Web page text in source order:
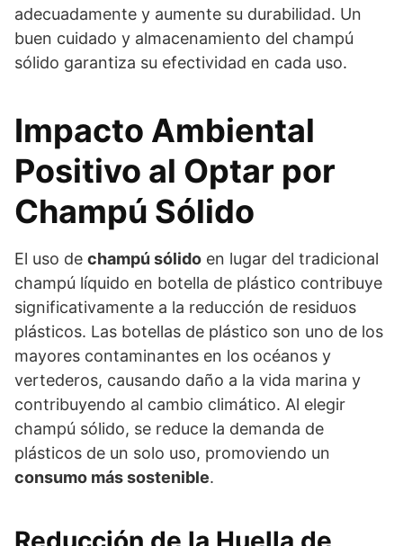
adecuadamente y aumente su durabilidad. Un
buen cuidado y almacenamiento del champú
sólido garantiza su efectividad en cada uso.
Impacto Ambiental
Positivo al Optar por
Champú Sólido
El uso de champú sólido en lugar del tradicional
champú líquido en botella de plástico contribuye
significativamente a la reducción de residuos
plásticos. Las botellas de plástico son uno de los
mayores contaminantes en los océanos y
vertederos, causando daño a la vida marina y
contribuyendo al cambio climático. Al elegir
champú sólido, se reduce la demanda de
plásticos de un solo uso, promoviendo un
consumo más sostenible.